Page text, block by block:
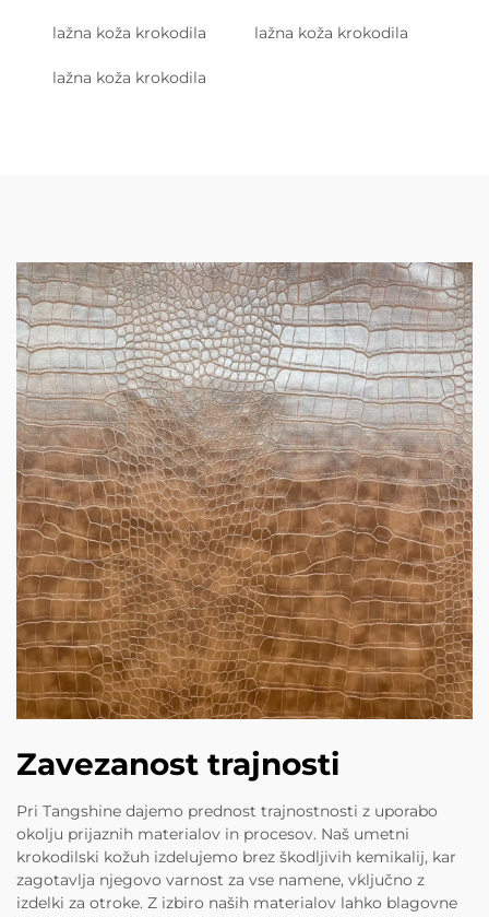
lažna koža krokodila lažna koža krokodila
lažna koža krokodila
Zavezanost trajnosti
Pri Tangshine dajemo prednost trajnostnosti z uporabo
okolju prijaznih materialov in procesov. Naš umetni
krokodilski kožuh izdelujemo brez škodljivih kemikalij, kar
zagotavlja njegovo varnost za vse namene, vključno z
izdelki za otroke. Z izbiro naših materialov lahko blagovne